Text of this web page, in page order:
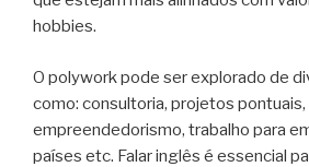
hobbies.
O polywork pode ser explorado de
como: consultoria, projetos pontuais,
empreendedorismo, trabalho para
países etc. Falar inglês é essencial